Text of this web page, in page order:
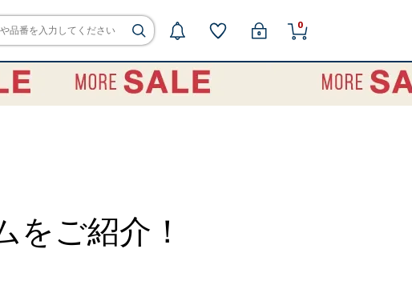
0
ご紹介！